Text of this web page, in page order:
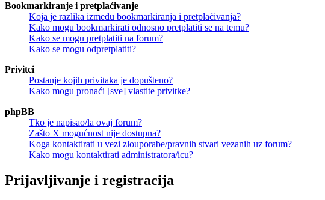
Bookmarkiranje i pretplaćivanje
Koja je razlika između bookmarkiranja i pretplaćivanja?
Kako mogu bookmarkirati odnosno pretplatiti se na temu?
Kako se mogu pretplatiti na forum?
Kako se mogu odpretplatiti?
Privitci
Postanje kojih privitaka je dopušteno?
Kako mogu pronaći [sve] vlastite privitke?
phpBB
Tko je napisao/la ovaj forum?
Zašto X mogućnost nije dostupna?
Koga kontaktirati u vezi zlouporabe/pravnih stvari vezanih uz forum?
Kako mogu kontaktirati administratora/icu?
Prijavljivanje i registracija